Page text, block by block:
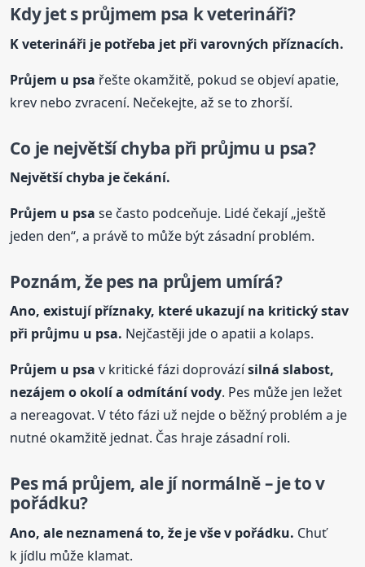
Kdy jet s průjmem psa k veterináři?
K veterináři je potřeba jet při varovných příznacích.
Průjem u psa řešte okamžitě, pokud se objeví apatie,
krev nebo zvracení. Nečekejte, až se to zhorší.
Co je největší chyba při průjmu u psa?
Největší chyba je čekání.
Průjem u psa se často podceňuje. Lidé čekají „ještě
jeden den“, a právě to může být zásadní problém.
Poznám, že pes na průjem umírá?
Ano, existují příznaky, které ukazují na kritický stav
při průjmu u psa. Nejčastěji jde o apatii a kolaps.
Průjem u psa v kritické fázi doprovázísilná slabost,
nezájem o okolí a odmítání vody. Pes může jen ležet
a nereagovat. V této fázi už nejde o běžný problém a je
nutné okamžitě jednat. Čas hraje zásadní roli.
Pes má průjem, ale jí normálně – je to v
pořádku?
Ano, ale neznamená to, že je vše v pořádku. Chuť
k jídlu může klamat.